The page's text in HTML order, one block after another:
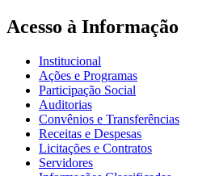
Acesso à Informação
Institucional
Ações e Programas
Participação Social
Auditorias
Convênios e Transferências
Receitas e Despesas
Licitações e Contratos
Servidores